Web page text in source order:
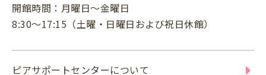
開館時間：月曜日～金曜日
8:30～17:15（土曜・日曜日および祝日休館）
ピアサポートセンターについて